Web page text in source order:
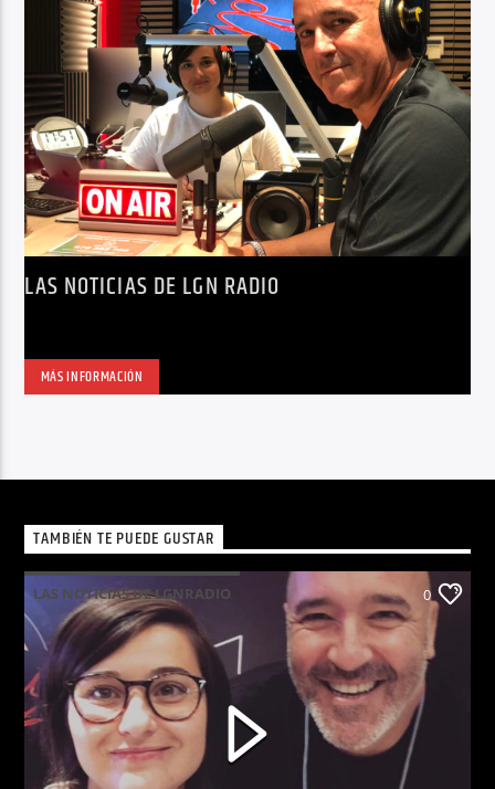
LAS NOTICIAS DE LGN RADIO
MÁS INFORMACIÓN
TAMBIÉN TE PUEDE GUSTAR
LAS NOTICIAS DE LGNRADIO 0